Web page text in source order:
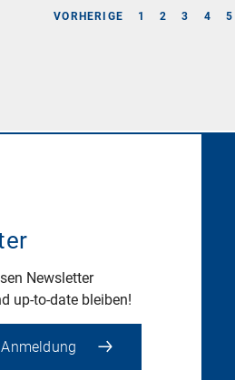
VORHERIGE 1 2 3 4 5
Newsletter
up-to-date bleiben!